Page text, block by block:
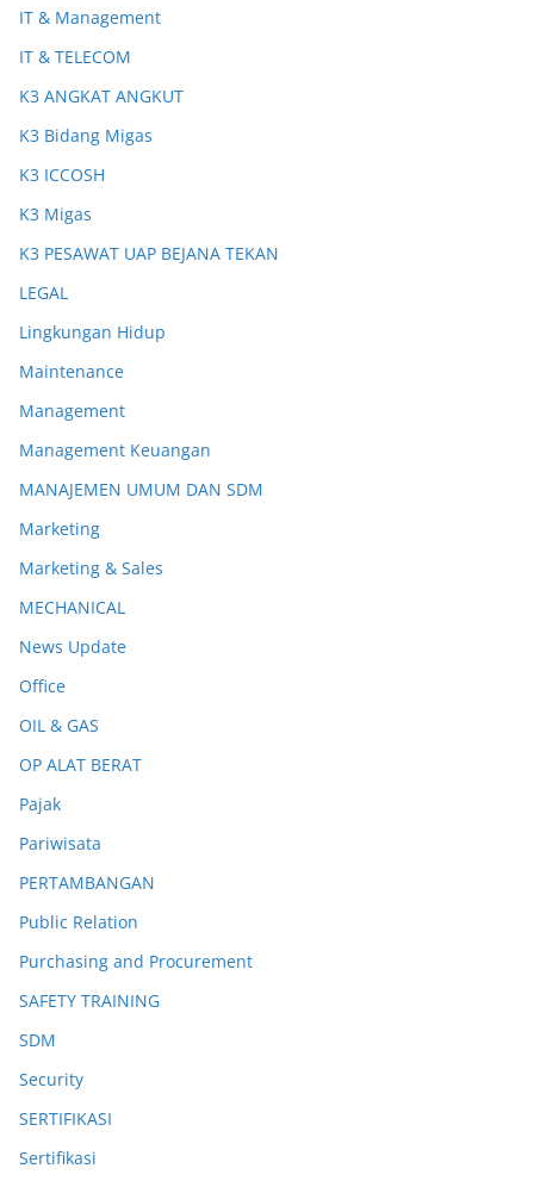
IT & Management
IT & TELECOM
K3 ANGKAT ANGKUT
K3 Bidang Migas
K3 ICCOSH
K3 Migas
K3 PESAWAT UAP BEJANA TEKAN
LEGAL
Lingkungan Hidup
Maintenance
Management
Management Keuangan
MANAJEMEN UMUM DAN SDM
Marketing
Marketing & Sales
MECHANICAL
News Update
Office
OIL & GAS
OP ALAT BERAT
Pajak
Pariwisata
PERTAMBANGAN
Public Relation
Purchasing and Procurement
SAFETY TRAINING
SDM
Security
SERTIFIKASI
Sertifikasi